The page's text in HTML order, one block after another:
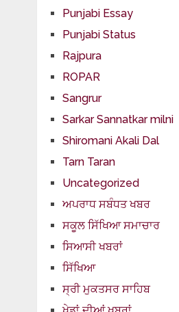
Punjabi Essay
Punjabi Status
Rajpura
ROPAR
Sangrur
Sarkar Sannatkar milni
Shiromani Akali Dal
Tarn Taran
Uncategorized
ਅਪਰਾਧ ਸਬੰਧਤ ਖਬਰ
ਸਕੂਲ ਸਿੱਖਿਆ ਸਮਾਚਾਰ
ਸਿਆਸੀ ਖਬਰਾਂ
ਸਿੱਖਿਆ
ਸ੍ਰੀ ਮੁਕਤਸਰ ਸਾਹਿਬ